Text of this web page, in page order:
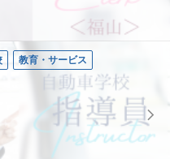
教育・サービス